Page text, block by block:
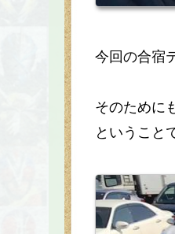
今回の合宿
そのために
ということ